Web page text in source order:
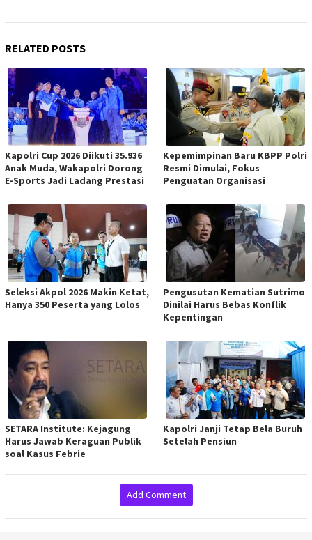
RELATED POSTS
Kapolri Cup 2026 Diikuti 35.936
Anak Muda, Wakapolri Dorong
E-Sports Jadi Ladang Prestasi
Kepemimpinan Baru KBPP Polri
Resmi Dimulai, Fokus
Penguatan Organisasi
Seleksi Akpol 2026 Makin Ketat,
Hanya 350 Peserta yang Lolos
Pengusutan Kematian Sutrimo
Dinilai Harus Bebas Konflik
Kepentingan
SETARA Institute: Kejagung
Harus Jawab Keraguan Publik
soal Kasus Febrie
Kapolri Janji Tetap Bela Buruh
Setelah Pensiun
Add Comment